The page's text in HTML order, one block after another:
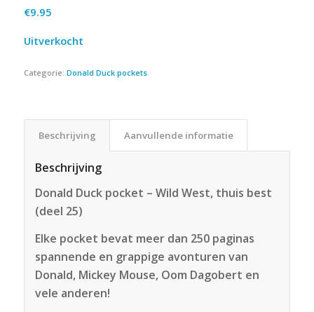
€9.95
Uitverkocht
Categorie: Donald Duck pockets
Beschrijving Aanvullende informatie
Beschrijving
Donald Duck pocket – Wild West, thuis best
(deel 25)
Elke pocket bevat meer dan 250 paginas
spannende en grappige avonturen van
Donald, Mickey Mouse, Oom Dagobert en
vele anderen!